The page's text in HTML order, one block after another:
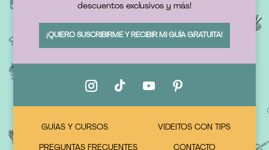
descuentos exclusivos y más!
¡QUIERO SUSCRIBIRME Y RECIBIR MI GUÍA GRATUITA!
GUÍAS Y CURSOS VIDEITOS CON TIPS
PREGUNTAS FRECUENTES CONTACTO